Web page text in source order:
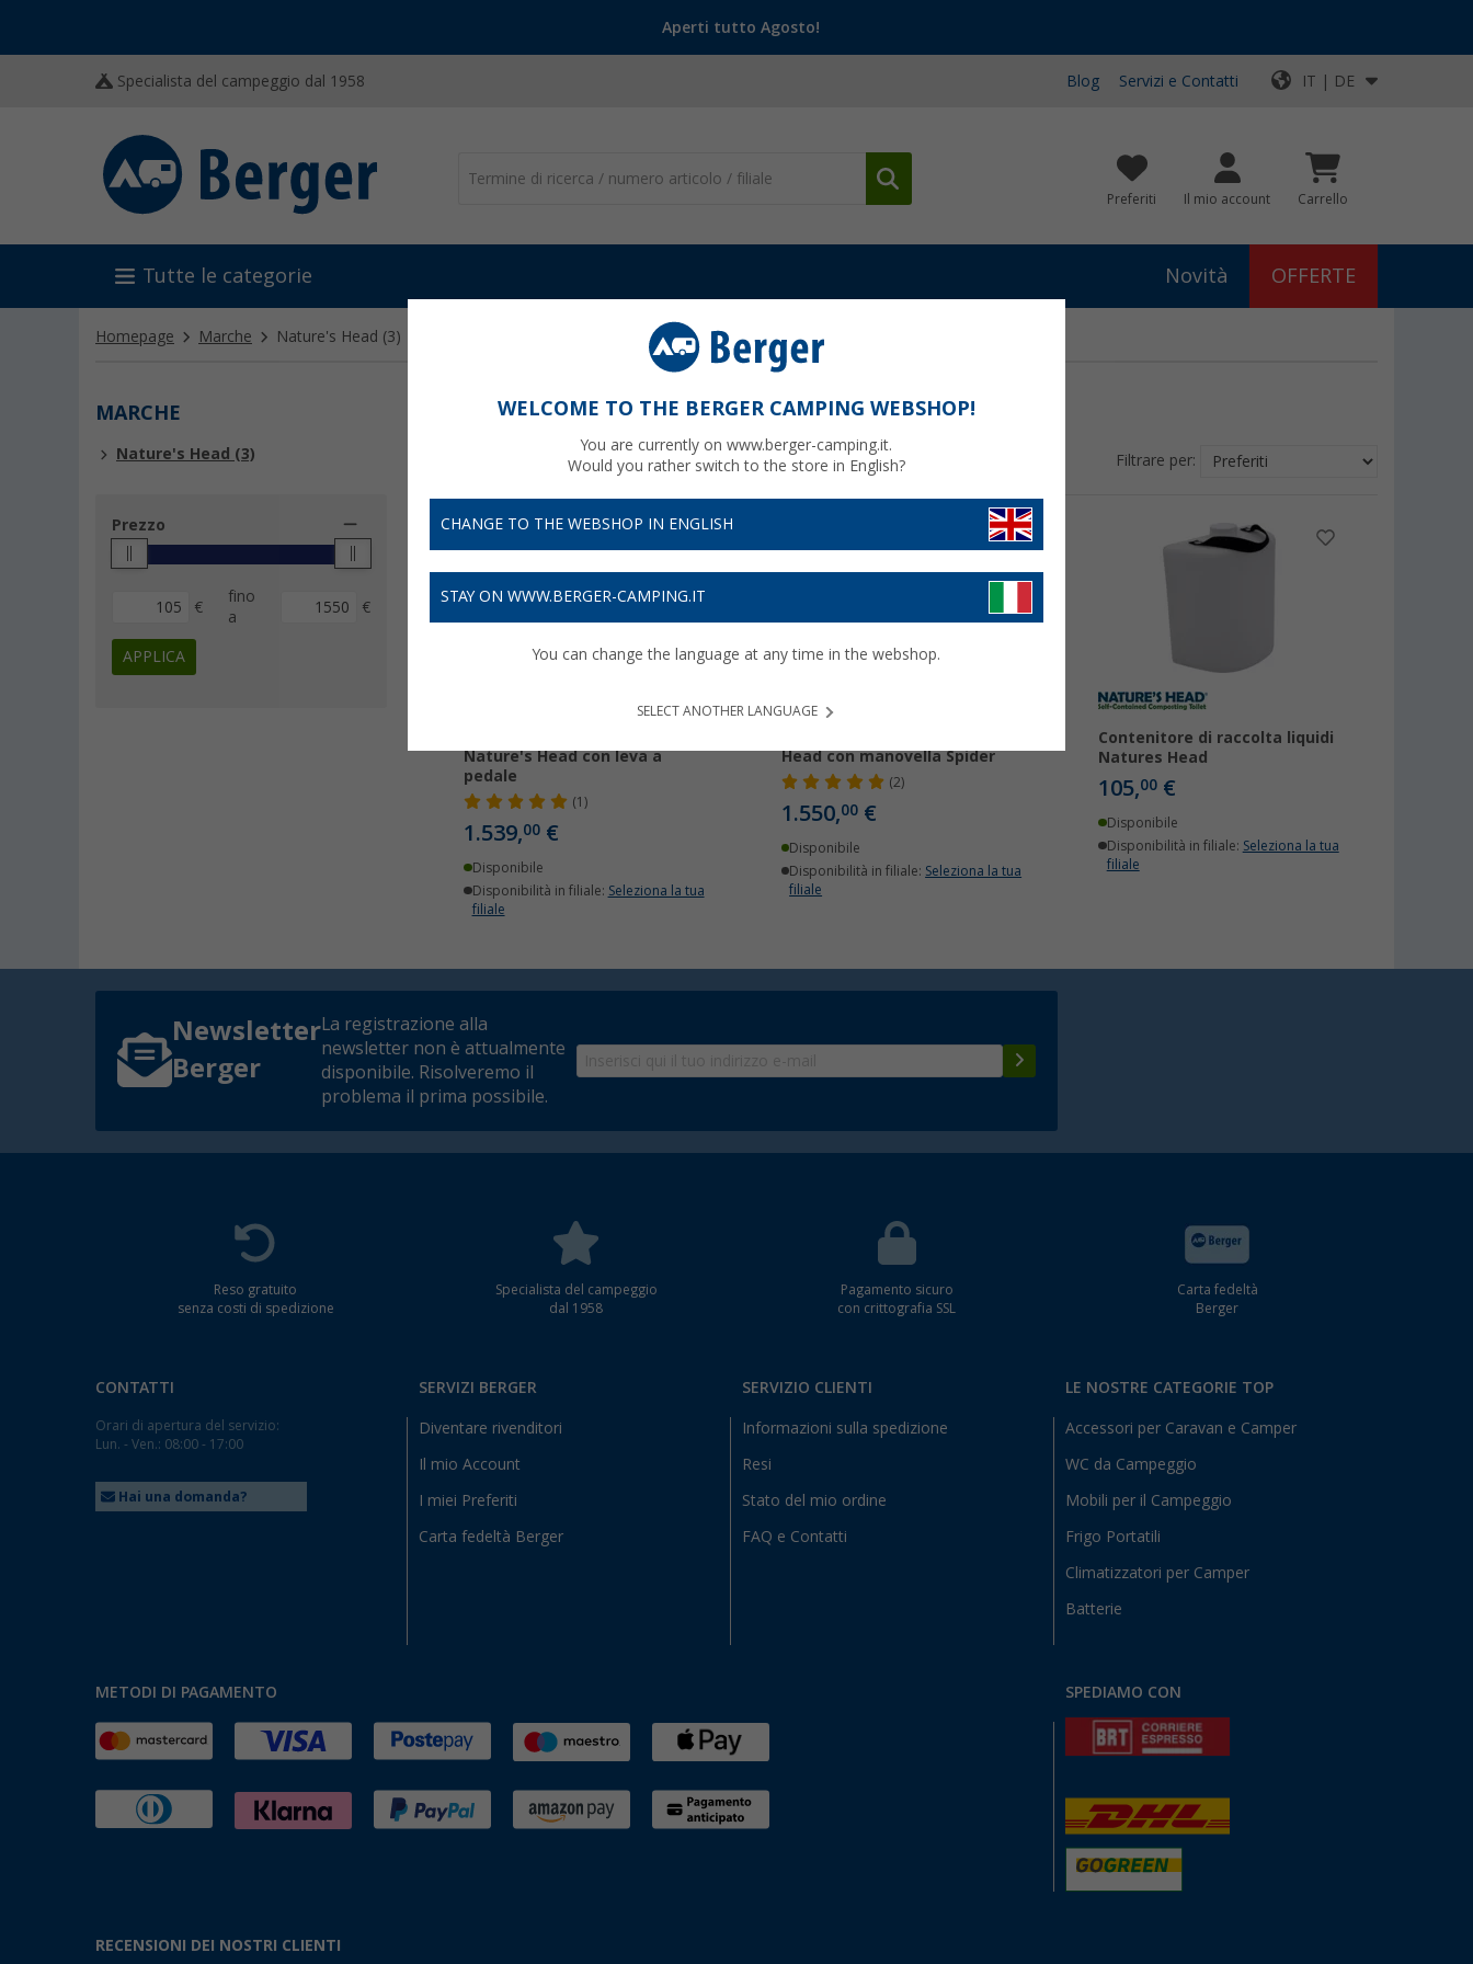
Aperti tutto Agosto!
Specialista del campeggio dal 1958 Blog Servizi e Contatti IT | DE
Preferiti Il mio account Carrello
Tutte le categorie Novità OFFERTE
Homepage Marche Nature's Head (3)
MARCHE
Nature's Head (3)
Prezzo
€
fino
a
€
APPLICA
NATURE'S HEAD
Filtrare per:
Nature's Head con leva a
pedale
(1)
1.539,00 €
Disponibile
Disponibilità in filiale: Seleziona la tua
filiale
Head con manovella Spider
(2)
1.550,00€
Disponibile
Disponibilità in filiale: Seleziona la tua
filiale
Contenitore di raccolta liquidi
Natures Head
105,00 €
Disponibile
Disponibilità in filiale: Seleziona la tua
filiale
Newsletter
Berger
La registrazione alla
newsletter non è attualmente
disponibile. Risolveremo il
problema il prima possibile.
Reso gratuito
senza costi di spedizione
Specialista del campeggio
dal 1958
Pagamento sicuro
con crittografia SSL
Carta fedeltà
Berger
CONTATTI
Orari di apertura del servizio:
Lun. - Ven.: 08:00 - 17:00
Hai una domanda?
SERVIZI BERGER
Diventare rivenditori
Il mio Account
I miei Preferiti
Carta fedeltà Berger
SERVIZIO CLIENTI
Informazioni sulla spedizione
Resi
Stato del mio ordine
FAQ e Contatti
LE NOSTRE CATEGORIE TOP
Accessori per Caravan e Camper
WC da Campeggio
Mobili per il Campeggio
Frigo Portatili
Climatizzatori per Camper
Batterie
METODI DI PAGAMENTO SPEDIAMO CON
RECENSIONI DEI NOSTRI CLIENTI
WELCOME TO THE BERGER CAMPING WEBSHOP!
You are currently on www.berger-camping.it.
Would you rather switch to the store in English?
CHANGE TO THE WEBSHOP IN ENGLISH
STAY ON WWW.BERGER-CAMPING.IT
You can change the language at any time in the webshop.
SELECT ANOTHER LANGUAGE